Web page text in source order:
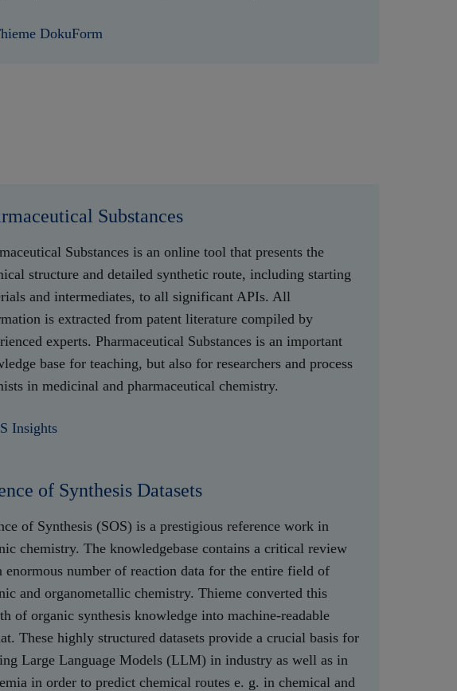
DokuForm
Substances
Substances is an online tool that presents the
structure and detailed synthetic route, including starting
and intermediates, to all significant APIs. All
is extracted from patent literature compiled by
experts. Pharmaceutical Substances is an important
base for teaching, but also for researchers and process
in medicinal and pharmaceutical chemistry.
Insights
of Synthesis Datasets
of Synthesis (SOS) is a prestigious reference work in
chemistry. The knowledgebase contains a critical review
enormous number of reaction data for the entire field of
and organometallic chemistry. Thieme converted this
of organic synthesis knowledge into machine-readable
These highly structured datasets provide a crucial basis for
Large Language Models (LLM) in industry as well as in
in order to predict chemical routes e. g. in chemical and